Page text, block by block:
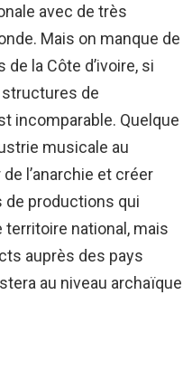
avec de très
Mais on manque de
la Côte d’ivoire, si
de
incomparable. Quelque
musicale au
l’anarchie et créer
productions qui
national, mais
auprès des pays
au niveau archaïque